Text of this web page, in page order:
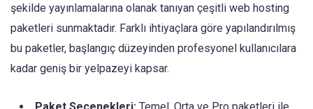
şekilde yayınlamalarına olanak tanıyan çeşitli web hosting
paketleri sunmaktadır. Farklı ihtiyaçlara göre yapılandırılmış
bu paketler, başlangıç düzeyinden profesyonel kullanıcılara
kadar geniş bir yelpazeyi kapsar.